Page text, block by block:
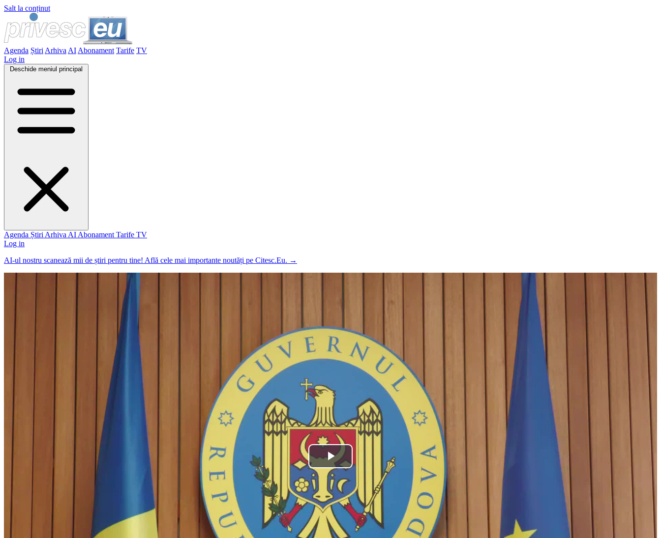
Salt la conținut
Agenda Știri Arhiva AI Abonament Tarife TV
Log in
Deschide meniul principal
Agenda Știri Arhiva AI Abonament Tarife TV
Log in
AI-ul nostru scanează mii de știri pentru tine! Află cele mai importante noutăți pe Citesc.Eu. →
Play
Video